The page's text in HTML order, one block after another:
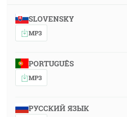
SLOVENSKY
MP3
PORTUGUÊS
MP3
РУССКИЙ ЯЗЫК